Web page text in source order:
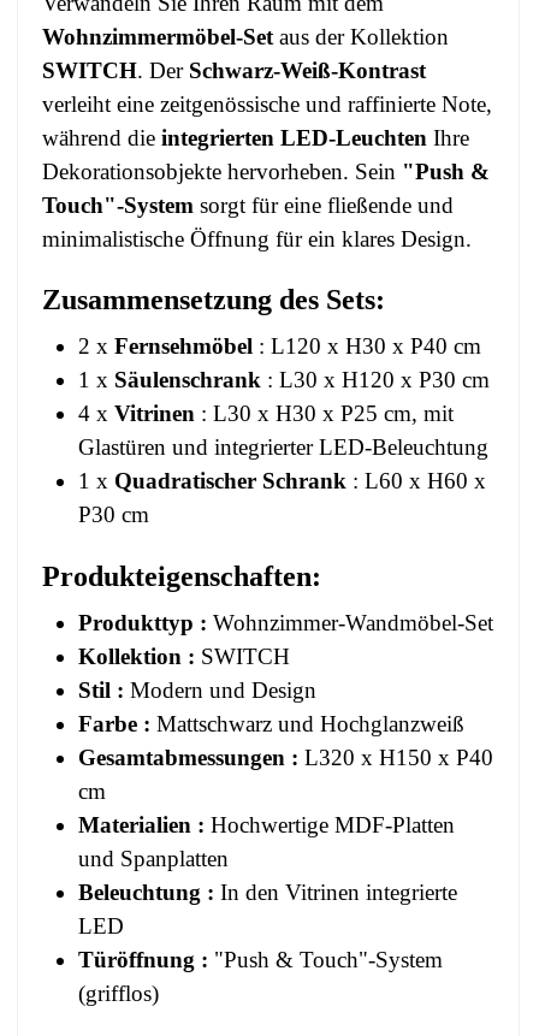
Wohnzimmermöbel-Set aus der Kollektion
SWITCH. Der Schwarz-Weiß-Kontrast
verleiht eine zeitgenössische und raffinierte Note,
während die integrierten LED-Leuchten Ihre
Dekorationsobjekte hervorheben. Sein "Push &
Touch"-System sorgt für eine fließende und
minimalistische Öffnung für ein klares Design.
Zusammensetzung des Sets:
2 x Fernsehmöbel : L120 x H30 x P40 cm
1 x Säulenschrank : L30 x H120 x P30 cm
4 x Vitrinen : L30 x H30 x P25 cm, mit
Glastüren und integrierter LED-Beleuchtung
1 x Quadratischer Schrank : L60 x H60 x
P30 cm
Produkteigenschaften:
Produkttyp : Wohnzimmer-Wandmöbel-Set
Kollektion : SWITCH
Stil : Modern und Design
Farbe : Mattschwarz und Hochglanzweiß
Gesamtabmessungen : L320 x H150 x P40
cm
Materialien : Hochwertige MDF-Platten
und Spanplatten
Beleuchtung : In den Vitrinen integrierte
LED
Türöffnung : "Push & Touch"-System
(grifflos)